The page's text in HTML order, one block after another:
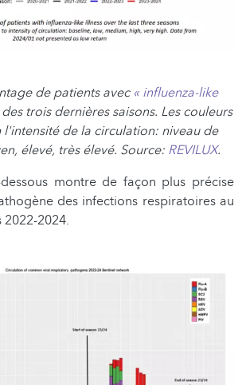
de patients avec « influenza-like
trois dernières saisons. Les couleurs
de la circulation: niveau de
élevé, très élevé. Source: REVILUX.
montre de façon plus précise
des infections respiratoires au
2022-2024.